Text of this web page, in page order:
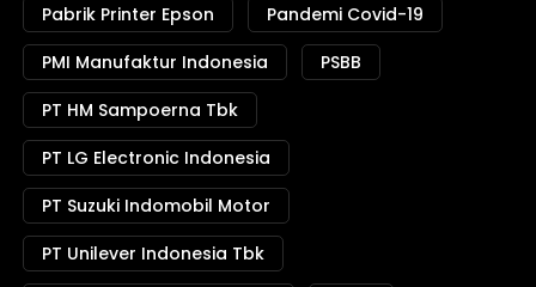
Pabrik Printer Epson
Pandemi Covid-19
PMI Manufaktur Indonesia
PSBB
PT HM Sampoerna Tbk
PT LG Electronic Indonesia
PT Suzuki Indomobil Motor
PT Unilever Indonesia Tbk